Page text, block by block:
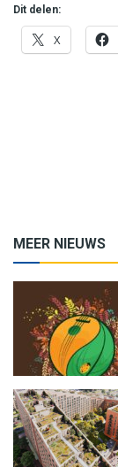
Dit delen:
X
MEER NIEUWS